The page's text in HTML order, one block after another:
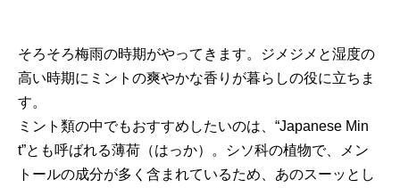
そろそろ梅雨の時期がやってきます。ジメジメと湿度の
高い時期にミントの爽やかな香りが暮らしの役に立ちま
す。
ミント類の中でもおすすめしたいのは、“Japanese Min
t”とも呼ばれる薄荷（はっか）。シソ科の植物で、メン
トールの成分が多く含まれているため、あのスーッとし